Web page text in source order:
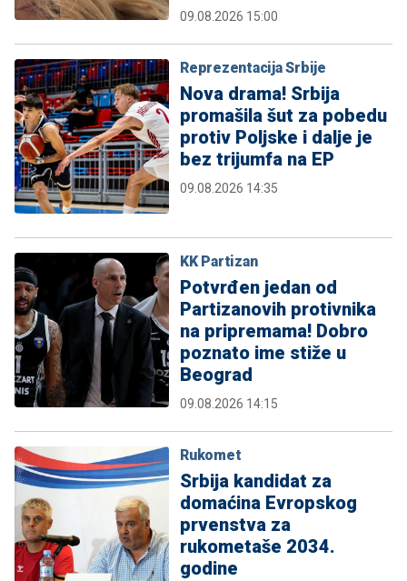
09.08.2026 15:00
Reprezentacija Srbije
Nova drama! Srbija
promašila šut za pobedu
protiv Poljske i dalje je
bez trijumfa na EP
09.08.2026 14:35
KK Partizan
Potvrđen jedan od
Partizanovih protivnika
na pripremama! Dobro
poznato ime stiže u
Beograd
09.08.2026 14:15
Rukomet
Srbija kandidat za
domaćina Evropskog
prvenstva za
rukometaše 2034.
godine